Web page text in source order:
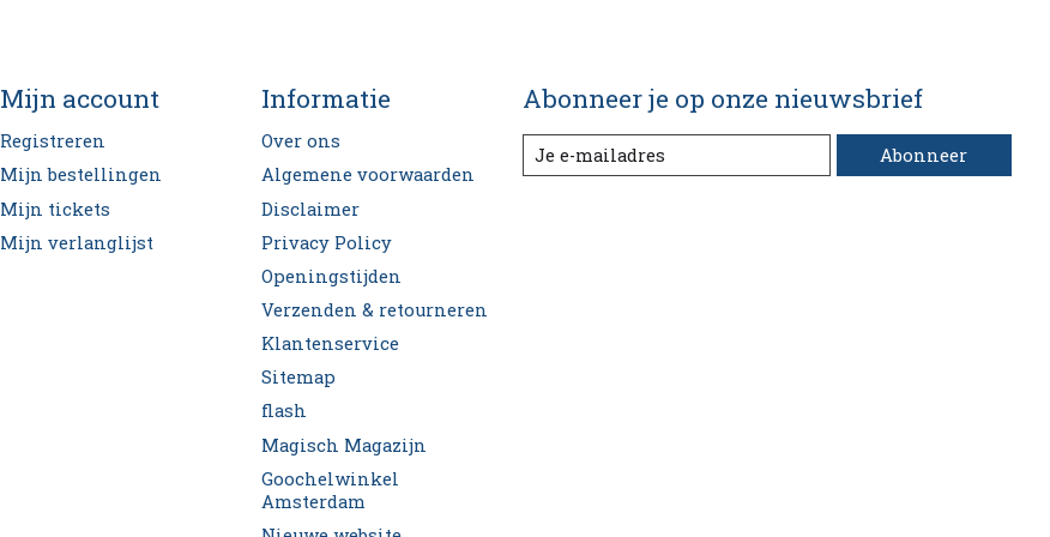
Mijn account
Registreren
Mijn bestellingen
Mijn tickets
Mijn verlanglijst
Informatie
Over ons
Algemene voorwaarden
Disclaimer
Privacy Policy
Openingstijden
Verzenden & retourneren
Klantenservice
Sitemap
flash
Magisch Magazijn
Goochelwinkel
Amsterdam
Abonneer je op onze nieuwsbrief
Abonneer